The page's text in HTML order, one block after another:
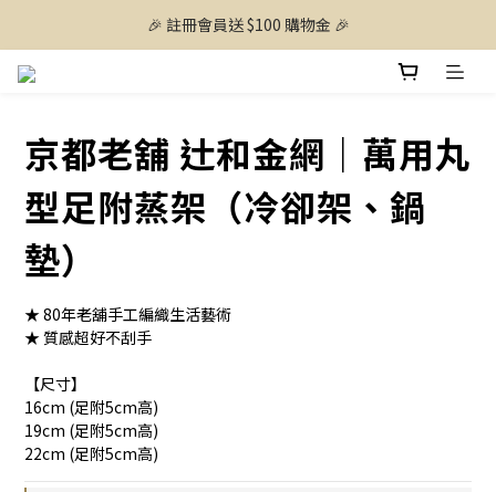
🎉 註冊會員送 $100 購物金 🎉
京都老舖 辻和金網｜萬用丸
型足附蒸架（冷卻架、鍋
墊）
★ 80年老舖手工編織生活藝術
★ 質感超好不刮手
【尺寸】
16cm (足附5cm高)
19cm (足附5cm高)
22cm (足附5cm高)